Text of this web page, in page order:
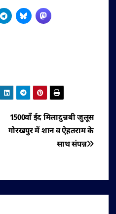
1500वाँ ईद मिलादुन्नबी जुलूस
गोरखपुर में शान व ऐहतराम के
साथ संपन्न